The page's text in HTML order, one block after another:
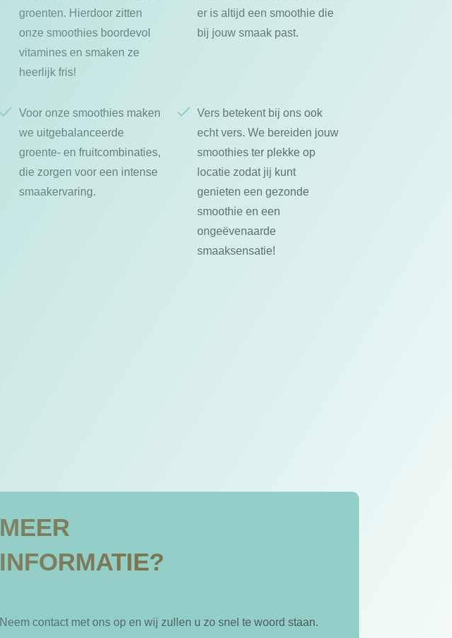
groenten. Hierdoor zitten
onze smoothies boordevol
vitamines en smaken ze
heerlijk fris!
er is altijd een smoothie die
bij jouw smaak past.
Voor onze smoothies maken
we uitgebalanceerde
groente- en fruitcombinaties,
die zorgen voor een intense
smaakervaring.
Vers betekent bij ons ook
echt vers. We bereiden jouw
smoothies ter plekke op
locatie zodat jij kunt
genieten een gezonde
smoothie en een
ongeëvenaarde
smaaksensatie!
MEER
INFORMATIE?
Neem contact met ons op en wij zullen u zo snel te woord staan.